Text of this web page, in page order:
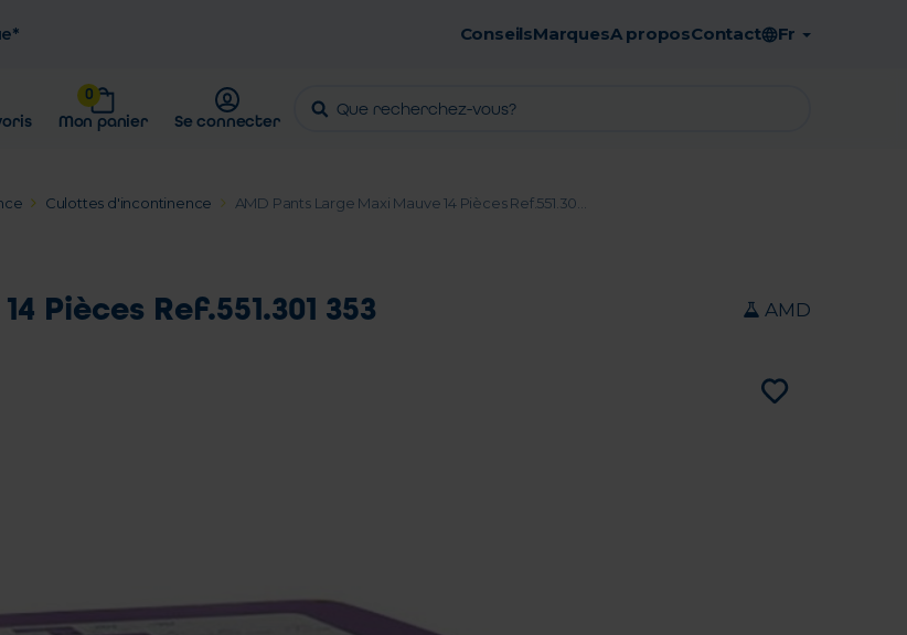
Retrait en pharmacie gratuit
ConseilsMarquesA proposContact Fr
0
Mon panier Se connecter
Culottes d'incontinence AMD Pants Large Maxi Mauve 14 Pièces Ref.551.30...
Pièces Ref.551.301 353 AMD